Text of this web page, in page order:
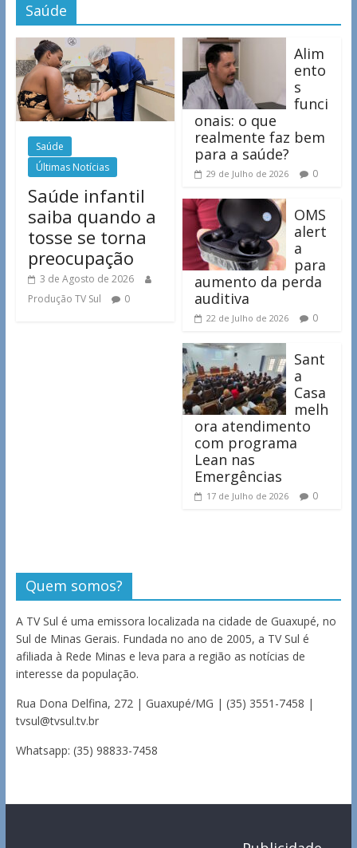
Saúde
Saúde
Últimas Notícias
Saúde infantil
saiba quando a
tosse se torna
preocupação
3 de Agosto de 2026
Produção TV Sul
0
Alim
ento
s
funci
onais: o que
realmente faz bem
para a saúde?
29 de Julho de 2026 0
OMS
alert
a
para
aumento da perda
auditiva
22 de Julho de 2026 0
Sant
a
Casa
melh
ora atendimento
com programa
Lean nas
Emergências
17 de Julho de 2026 0
Quem somos?
A TV Sul é uma emissora localizada na cidade de Guaxupé, no
Sul de Minas Gerais. Fundada no ano de 2005, a TV Sul é
afiliada à Rede Minas e leva para a região as notícias de
interesse da população.
Rua Dona Delfina, 272 | Guaxupé/MG | (35) 3551-7458 |
tvsul@tvsul.tv.br
Whatsapp: (35) 98833-7458